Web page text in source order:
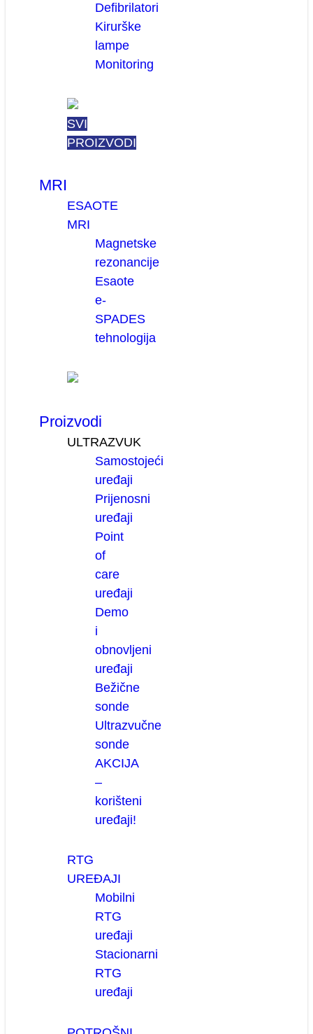
Defibrilatori
Kirurške
lampe
Monitoring
SVI
PROIZVODI
MRI
ESAOTE
MRI
Magnetske
rezonancije
Esaote
e-
SPADES
tehnologija
Proizvodi
ULTRAZVUK
Samostojeći
uređaji
Prijenosni
uređaji
Point
of
care
uređaji
Demo
i
obnovljeni
uređaji
Bežične
sonde
Ultrazvučne
sonde
AKCIJA
–
korišteni
uređaji!
RTG
UREĐAJI
Mobilni
RTG
uređaji
Stacionarni
RTG
uređaji